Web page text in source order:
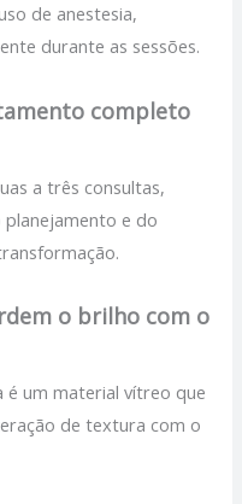
de anestesia,
durante as sessões.
completo
a três consultas,
e do
o brilho com o
é um material vítreo que
de textura com o